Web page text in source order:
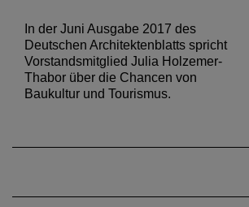
In der Juni Ausgabe 2017 des
Deutschen Architektenblatts spricht
Vorstandsmitglied Julia Holzemer-
Thabor über die Chancen von
Baukultur und Tourismus.